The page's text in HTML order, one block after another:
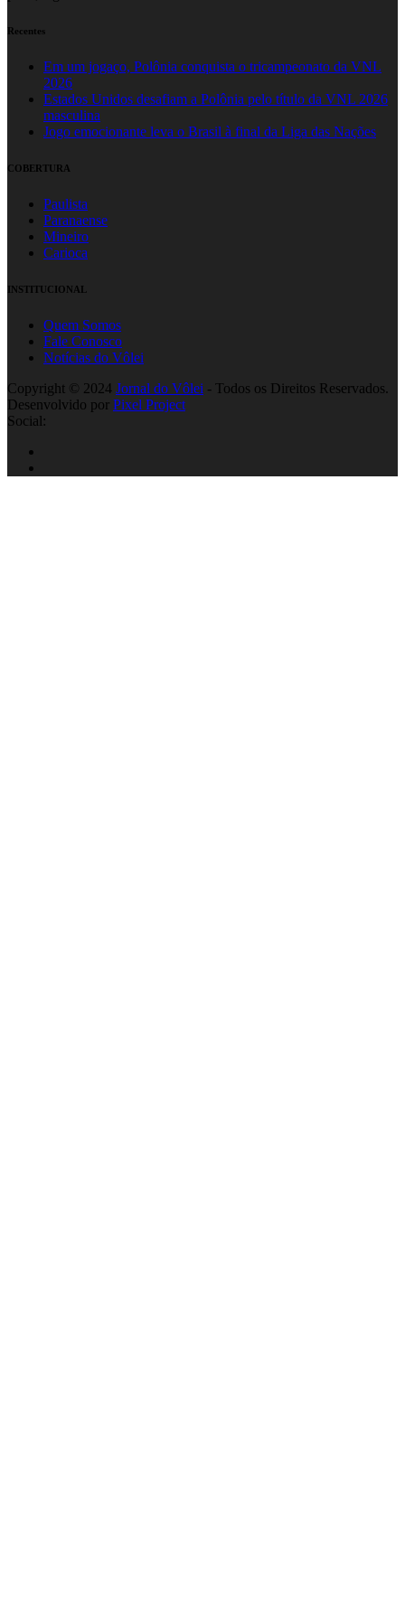
Recentes
Em um jogaço, Polônia conquista o tricampeonato da VNL
2026
Estados Unidos desafiam a Polônia pelo título da VNL 2026
masculina
Jogo emocionante leva o Brasil à final da Liga das Nações
COBERTURA
Paulista
Paranaense
Mineiro
Carioca
INSTITUCIONAL
Quem Somos
Fale Conosco
Notícias do Vôlei
Copyright © 2024 Jornal do Vôlei - Todos os Direitos Reservados.
Desenvolvido por Pixel Project
Social: